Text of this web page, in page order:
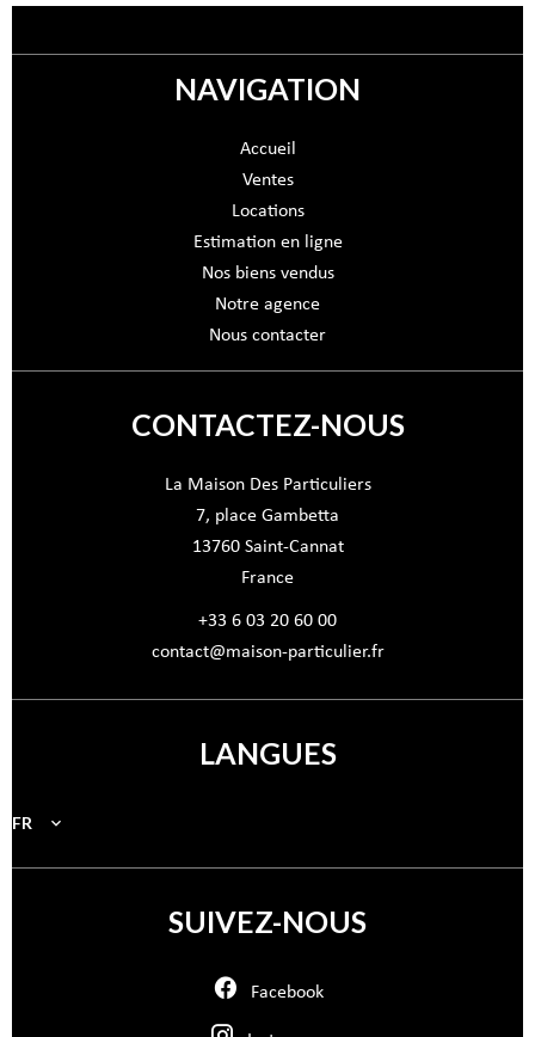
NAVIGATION
Accueil
Ventes
Locations
Estimation en ligne
Nos biens vendus
Notre agence
Nous contacter
CONTACTEZ-NOUS
La Maison Des Particuliers
7, place Gambetta
13760Saint-Cannat
France
+33 6 03 20 60 00
contact@maison-particulier.fr
LANGUES
FR
SUIVEZ-NOUS
Facebook